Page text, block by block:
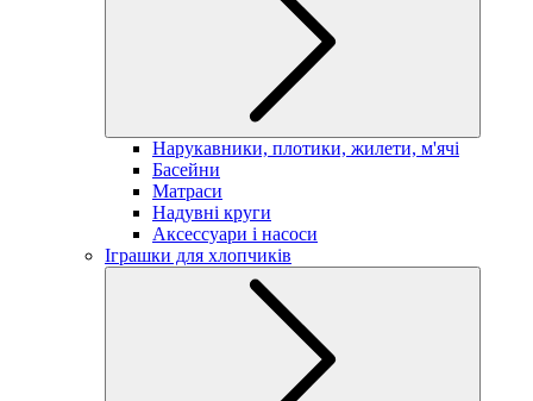
Нарукавники, плотики, жилети, м'ячі
Басейни
Матраси
Надувні круги
Аксессуари і насоси
Іграшки для хлопчиків